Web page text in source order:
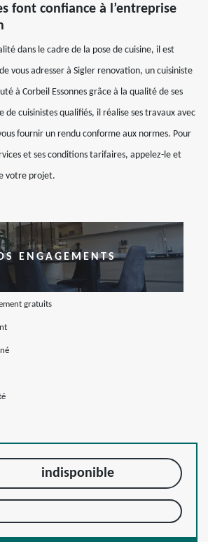
font confiance à l’entreprise
dans le cadre de la pose de cuisine, il est
vous adresser à Sigler renovation, un cuisiniste
à Corbeil Essonnes grâce à la qualité de ses
de cuisinistes qualifiés, il réalise ses travaux avec
fournir un rendu conforme aux normes. Pour
et ses conditions tarifaires, appelez-le et
votre projet.
ENGAGEMENTS
gratuits
indisponible